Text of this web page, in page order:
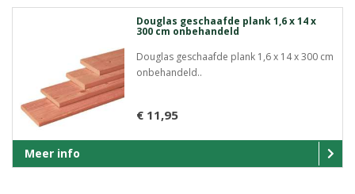
Douglas geschaafde plank 1,6 x 14 x
300 cm onbehandeld
Douglas geschaafde plank 1,6 x 14 x 300 cm
onbehandeld..
€ 11,95
Meer info